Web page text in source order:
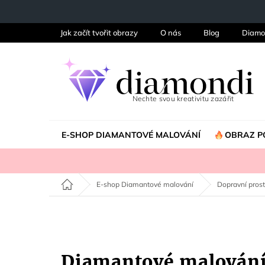
Jak začít tvořit obrazy O nás Blog
E-SHOP DIAMANTOVÉ MALOVÁNÍ OBRAZ
Domů E-shop Diamantové malování Dopravní